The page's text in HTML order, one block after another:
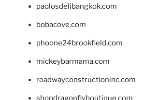
paolosdelibangkok.com
bobacove.com
phoone24brookfield.com
mickeybarmama.com
roadwayconstructioninc.com
shopdragonflyboutique.com